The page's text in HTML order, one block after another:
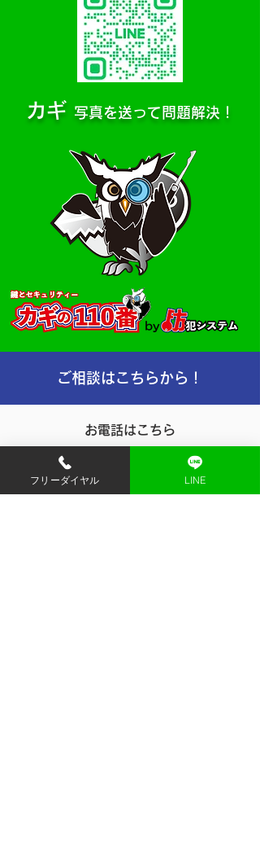
カギ 写真を送って問題解決！
ご相談はこちらから！
お電話はこちら
0120-826-110
​施工後のアフターサポート専用ダイヤル
フリーダイヤル LINE